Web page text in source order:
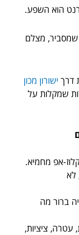
הוא השפע.
שמסביר, מצלם
דרך ישורון מכון
שמקלות על
אפ מחמיא.
לא
ברור מה
עטרה, ציציות,